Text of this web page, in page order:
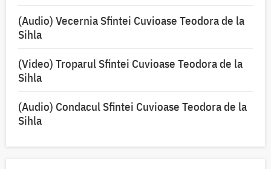
(Audio) Vecernia Sfintei Cuvioase Teodora de la
Sihla
(Video) Troparul Sfintei Cuvioase Teodora de la
Sihla
(Audio) Condacul Sfintei Cuvioase Teodora de la
Sihla